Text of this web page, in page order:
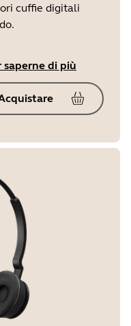
cuffie digitali
saperne di più